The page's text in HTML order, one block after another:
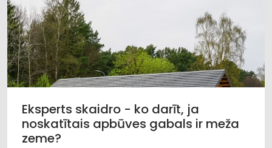
Eksperts skaidro - ko darīt, ja
noskatītais apbūves gabals ir meža
zeme?